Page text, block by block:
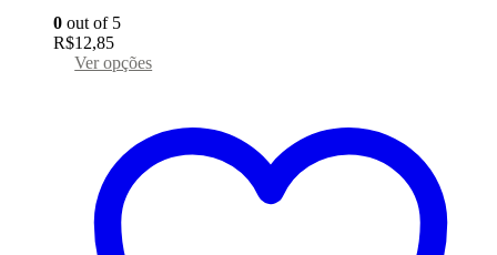
0 out of 5
R$12,85
Ver opções
variantes.
As